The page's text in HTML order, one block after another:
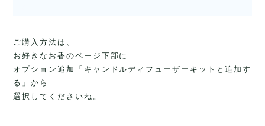
ご購入方法は、
お好きなお香のページ下部に
オプション追加「キャンドルディフューザーキットと追加す
る」から
選択してくださいね。